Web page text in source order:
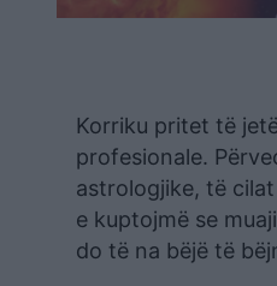
Korriku pritet të
profesionale.
astrologjike, të
e kuptojmë se
do të na bëjë të